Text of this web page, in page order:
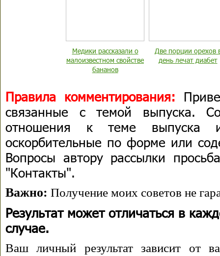
Медики рассказали о
малоизвестном свойстве
бананов
Две порции орехов
день лечат диабет
Правила комментирования:
связанные с темой выпуска.
отношения к теме выпуска
оскорбительные по форме или
Вопросы автору рассылки
"Контакты".
Важно: Получение моих советов не
Результат может отличаться в
случае.
Ваш личный результат зависит от